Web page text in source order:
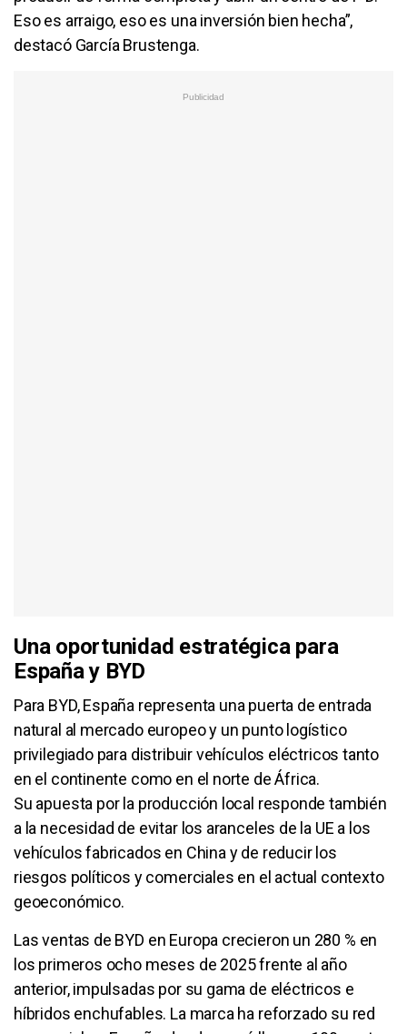
Eso es arraigo, eso es una inversión bien hecha”,
destacó García Brustenga.
Una oportunidad estratégica para
España y BYD
Para BYD, España representa una puerta de entrada
natural al mercado europeo y un punto logístico
privilegiado para distribuir vehículos eléctricos tanto
en el continente como en el norte de África.
Su apuesta por la producción local responde también
a la necesidad de evitar los aranceles de la UE a los
vehículos fabricados en China y de reducir los
riesgos políticos y comerciales en el actual contexto
geoeconómico.
Las ventas de BYD en Europa crecieron un 280 % en
los primeros ocho meses de 2025 frente al año
anterior, impulsadas por su gama de eléctricos e
híbridos enchufables. La marca ha reforzado su red